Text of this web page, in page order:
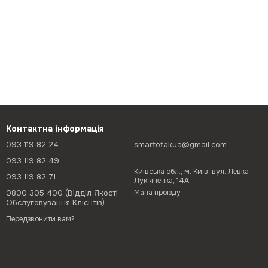
Контактна інформація
093 119 82 24
093 119 82 49
093 119 82 71
0800 305 400 (Відділ Якості
Обслуговування Клієнтів)
Передзвонити вам?
smartotakua@gmail.com
Київська обл., м. Київ, вул. Левка
Лук'яненка, 14А
Мапа проїзду